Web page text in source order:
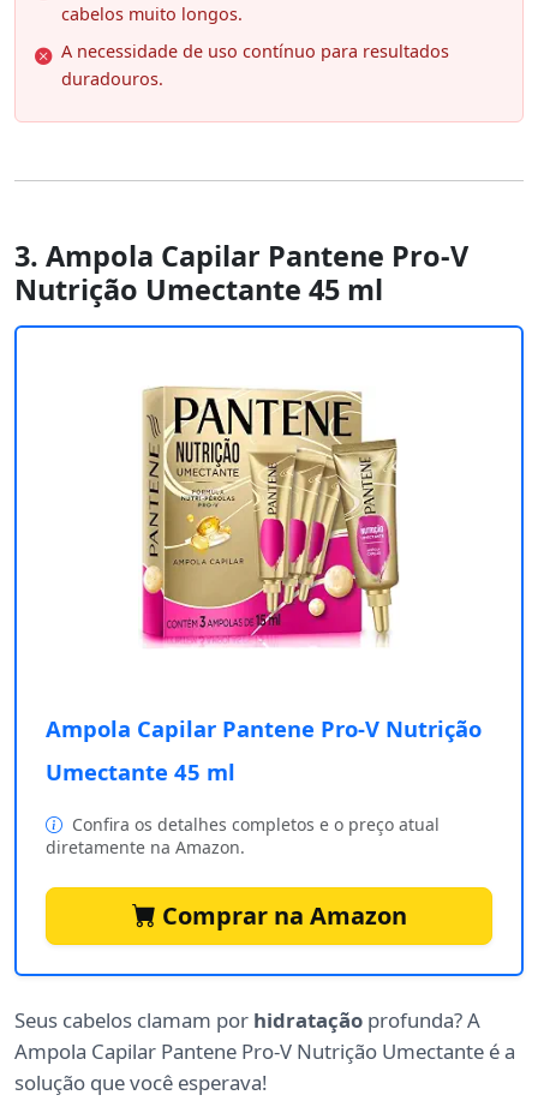
cabelos muito longos.
A necessidade de uso contínuo para resultados
duradouros.
3. Ampola Capilar Pantene Pro-V
Nutrição Umectante 45 ml
Ampola Capilar Pantene Pro-V Nutrição
Umectante 45 ml
Confira os detalhes completos e o preço atual
diretamente na Amazon.
Comprar na Amazon
Seus cabelos clamam por hidratação profunda? A
Ampola Capilar Pantene Pro-V Nutrição Umectante é a
solução que você esperava!